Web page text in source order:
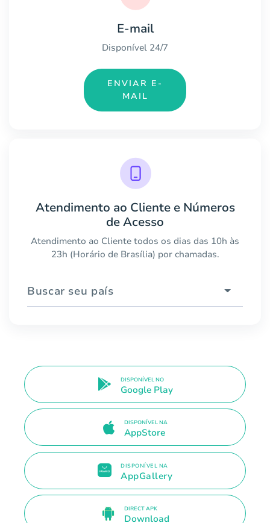
E-mail
Disponível 24/7
ENVIAR E-
MAIL
Atendimento ao Cliente e Números
de Acesso
Atendimento ao Cliente todos os dias das 10h às
23h (Horário de Brasília) por chamadas.
Buscar seu país
DISPONÍVEL NO
Google Play
DISPONÍVEL NA
AppStore
DISPONÍVEL NA
AppGallery
DIRECT APK
Download